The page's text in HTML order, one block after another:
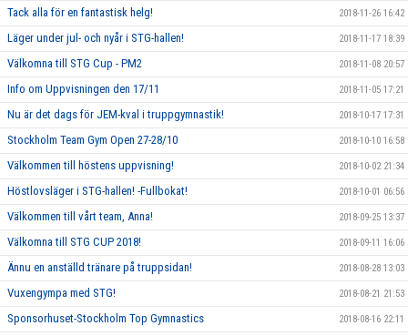
Tack alla för en fantastisk helg! 2018-11-26 16:42
Läger under jul- och nyår i STG-hallen! 2018-11-17 18:39
Välkomna till STG Cup - PM2 2018-11-08 20:57
Info om Uppvisningen den 17/11 2018-11-05 17:21
Nu är det dags för JEM-kval i truppgymnastik! 2018-10-17 17:31
Stockholm Team Gym Open 27-28/10 2018-10-10 16:58
Välkommen till höstens uppvisning! 2018-10-02 21:34
Höstlovsläger i STG-hallen! -Fullbokat! 2018-10-01 06:56
Välkommen till vårt team, Anna! 2018-09-25 13:37
Välkomna till STG CUP 2018! 2018-09-11 16:06
Ännu en anställd tränare på truppsidan! 2018-08-28 13:03
Vuxengympa med STG! 2018-08-21 21:53
Sponsorhuset-Stockholm Top Gymnastics 2018-08-16 22:11